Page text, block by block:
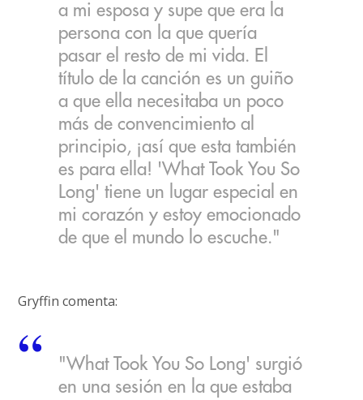
a mi esposa y supe que era la
persona con la que quería
pasar el resto de mi vida. El
título de la canción es un guiño
a que ella necesitaba un poco
más de convencimiento al
principio, ¡así que esta también
es para ella! 'What Took You So
Long' tiene un lugar especial en
mi corazón y estoy emocionado
de que el mundo lo escuche."
Gryffin comenta:
"What Took You So Long' surgió
en una sesión en la que estaba